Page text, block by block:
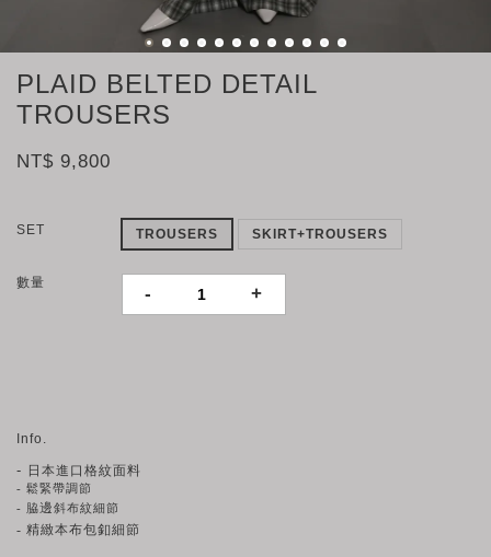
PLAID BELTED DETAIL
TROUSERS
NT$ 9,800
SET TROUSERS SKIRT+TROUSERS
數量
- +
Info.
- 日本進口格紋面料
- 鬆緊帶調節
- 脇邊斜布紋細節
- 精緻本布包釦細節